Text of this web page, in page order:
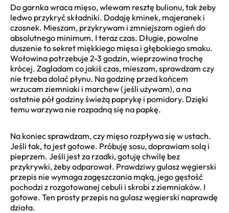
Do garnka wraca mięso, wlewam resztę bulionu, tak żeby
ledwo przykryć składniki. Dodaję kminek, majeranek i
czosnek. Mieszam, przykrywam i zmniejszam ogień do
absolutnego minimum. I teraz czas. Długie, powolne
duszenie to sekret miękkiego mięsa i głębokiego smaku.
Wołowina potrzebuje 2-3 godzin, wieprzowina trochę
krócej. Zagladam co jakiś czas, mieszam, sprawdzam czy
nie trzeba dolać płynu. Na godzinę przed końcem
wrzucam ziemniaki i marchew (jeśli używam), a na
ostatnie pół godziny świeżą paprykę i pomidory. Dzięki
temu warzywa nie rozpadną się na papkę.
Na koniec sprawdzam, czy mięso rozpływa się w ustach.
Jeśli tak, to jest gotowe. Próbuję sosu, doprawiam solą i
pieprzem. Jeśli jest za rzadki, gotuję chwilę bez
przykrywki, żeby odparował. Prawdziwy gulasz węgierski
przepis nie wymaga zagęszczania mąką, jego gęstość
pochodzi z rozgotowanej cebuli i skrobi z ziemniaków. I
gotowe. Ten prosty przepis na gulasz węgierski naprawdę
działa.